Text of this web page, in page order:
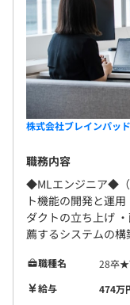
株式会社ブレインパッド
職務内容
◆MLエンジニア◆（
ト機能の開発と運
ダクトの立ち上げ
薦するシステムの構
職種名
28卒
給与
474万